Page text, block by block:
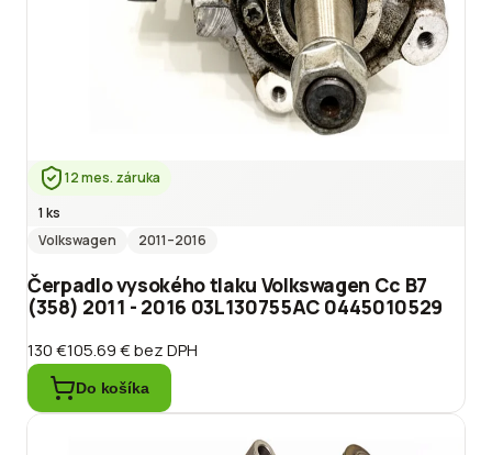
12 mes. záruka
1 ks
Volkswagen
2011–2016
Čerpadlo vysokého tlaku Volkswagen Cc B7
(358) 2011 - 2016 03L130755AC 0445010529
130 €105.69 €bez DPH
Do košíka